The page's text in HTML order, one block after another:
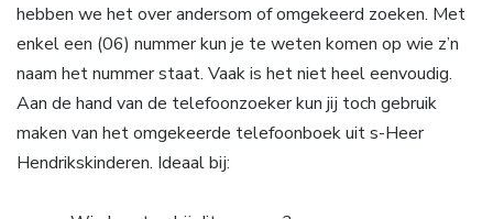
hebben we het over andersom of omgekeerd zoeken. Met
enkel een (06) nummer kun je te weten komen op wie z’n
naam het nummer staat. Vaak is het niet heel eenvoudig.
Aan de hand van de telefoonzoeker kun jij toch gebruik
maken van het omgekeerde telefoonboek uit s-Heer
Hendrikskinderen. Ideaal bij: